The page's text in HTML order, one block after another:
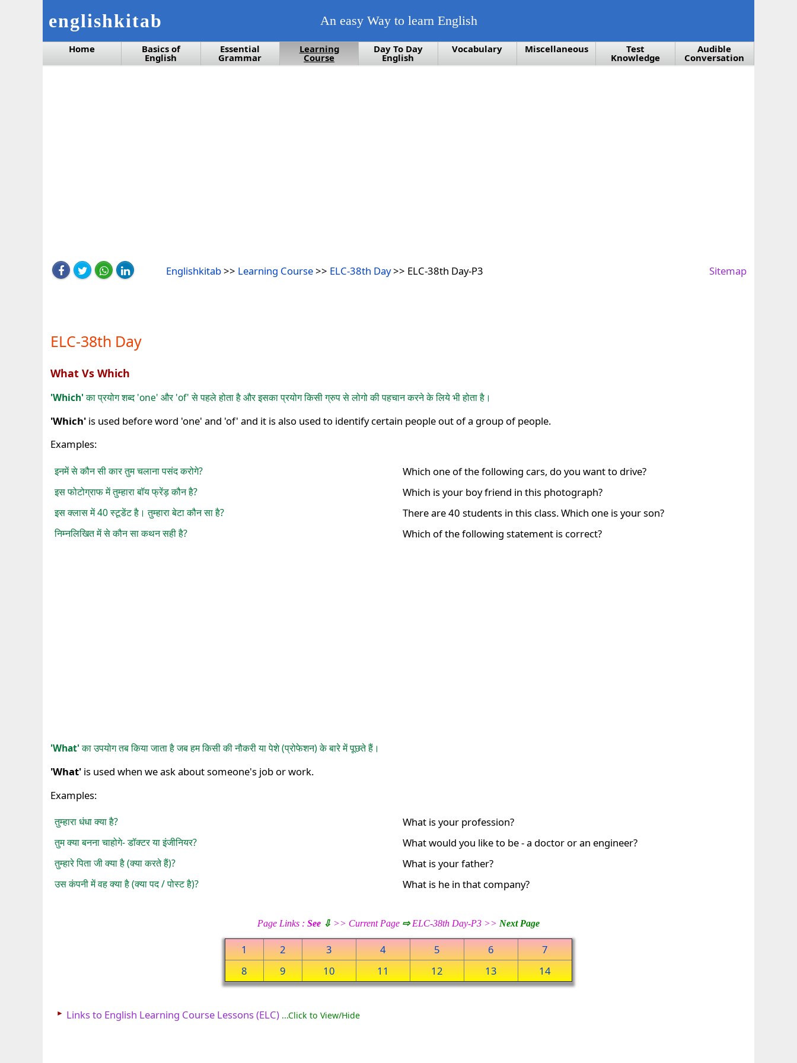
englishkitab An easy Way to learn English
Home Basics of
English
Essential
Grammar
Learning
Course
Day To Day
English
Vocabulary Miscellaneous Test
Knowledge
Audible
Conversation
Englishkitab>> Learning Course>> ELC-38th Day>> ELC-38th Day-P3 Sitemap
ELC-38th Day
What Vs Which
'Which'का प्रयोग शब्द 'one' और 'of' से पहले होता है और इसका प्रयोग किसी ग्रुप से लोगो की पहचान करने के लिये भी होता है।
'Which' is used before word 'one' and 'of' and it is also used to identify certain people out of a group of people.
Examples:
इनमें से कौन सी कार तुम चलाना पसंद करोगे? Which one of the following cars, do you want to drive?
इस फोटोग्राफ में तुम्हारा बॉय फ्रेंड़ कौन है? Which is your boy friend in this photograph?
इस क्लास में 40 स्टूडेंट है। तुम्हारा बेटा कौन सा है? There are 40 students in this class. Which one is your son?
निम्नलिखित में से कौन सा कथन सही है? Which of the following statement is correct?
'What'का उपयोग तब किया जाता है जब हम किसी की नौकरी या पेशे (प्रोफेशन) के बारे में पूछते हैं।
'What' is used when we ask about someone's job or work.
Examples:
तुम्हारा धंधा क्या है? What is your profession?
तुम क्या बनना चाहोगे- डॉक्टर या इंजीनियर? What would you like to be - a doctor or an engineer?
तुम्हारे पिता जी क्या है (क्या करते हैं)? What is your father?
उस कंपनी में वह क्या है (क्या पद / पोस्ट है)? What is he in that company?
Page Links : See ⇩ >> Current Page ⇨ELC-38th Day-P3 >> Next Page
1 2 3 4 5 6
7
8
9 10 11 12 13 14
► Links to English Learning Course Lessons (ELC) ...Click to View/Hide